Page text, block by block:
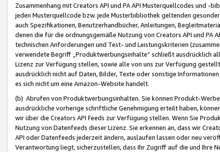
Zusammenhang mit Creators API und PA API Musterquellcodes und
jeden Musterquellcode bzw. jede Musterbibliothek geltenden
auch Spezifikationen, Benutzerhandbücher, Anleitungen,
denen die für die ordnungsgemäße Nutzung von Creators API und PA
technischen Anforderungen und Test- und Leistungskriterien
verwendete Begriff „Produktwerbungsinhalte“ schließt ausdrücklich
Lizenz zur Verfügung stellen, sowie alle von uns zur Verfügung
ausdrücklich nicht auf Daten, Bilder, Texte oder sonstige
es sich nicht um eine Amazon-Website handelt.
(b) Abrufen von Produktwerbungsinhalten. Sie können Produkt-
ausdrückliche vorherige schriftliche Genehmigung erteilt haben,
wir über die Creators API Feeds zur Verfügung stellen. Wenn Sie
Nutzung von Datenfeeds dieser Lizenz. Sie erkennen an, dass wir
API oder Datenfeeds jederzeit ändern, auslaufen lassen oder neu
Verantwortung liegt, sicherzustellen, dass Ihr Zugriff auf die und Ihre